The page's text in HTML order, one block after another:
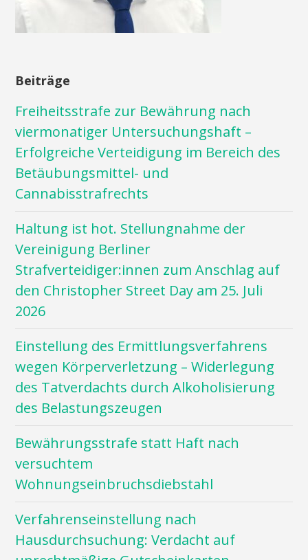
Beiträge
Freiheitsstrafe zur Bewährung nach
viermonatiger Untersuchungshaft –
Erfolgreiche Verteidigung im Bereich des
Betäubungsmittel- und
Cannabisstrafrechts
Haltung ist hot. Stellungnahme der
Vereinigung Berliner
Strafverteidiger:innen zum Anschlag auf
den Christopher Street Day am 25. Juli
2026
Einstellung des Ermittlungsverfahrens
wegen Körperverletzung – Widerlegung
des Tatverdachts durch Alkoholisierung
des Belastungszeugen
Bewährungsstrafe statt Haft nach
versuchtem
Wohnungseinbruchsdiebstahl
Verfahrenseinstellung nach
Hausdurchsuchung: Verdacht auf